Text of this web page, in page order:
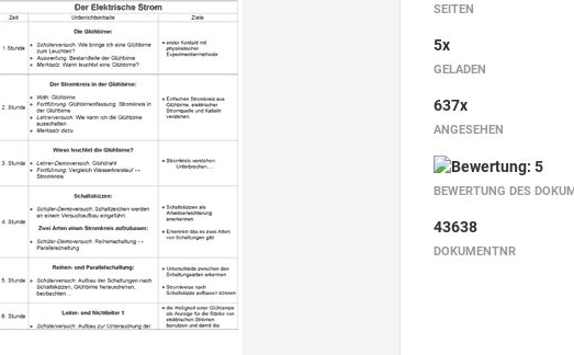
SEITEN
5x
GELADEN
637x
ANGESEHEN
BEWERTUNG DES
43638
DOKUMENTNR